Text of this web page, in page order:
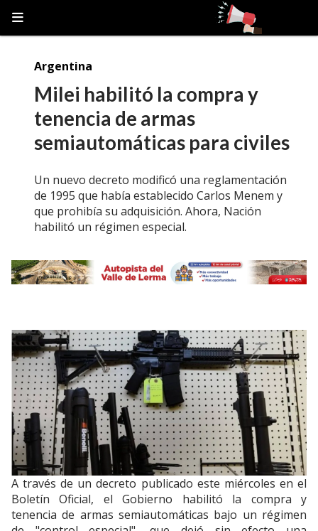
Milei habilitó la compra y
tenencia de armas
semiautomáticas para civiles
Un nuevo decreto modificó una reglamentación
de 1995 que había establecido Carlos Menem y
que prohibía su adquisición. Ahora, Nación
habilitó un régimen especial.
Argentina
A través de un decreto publicado este miércoles en el
Boletín Oficial, el Gobierno habilitó la compra y
tenencia de armas semiautomáticas bajo un régimen